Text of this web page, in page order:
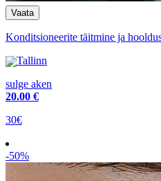
Konditsioneerite täitmine ja
Tallinn
sulge aken
20.00 €
30€
-50%